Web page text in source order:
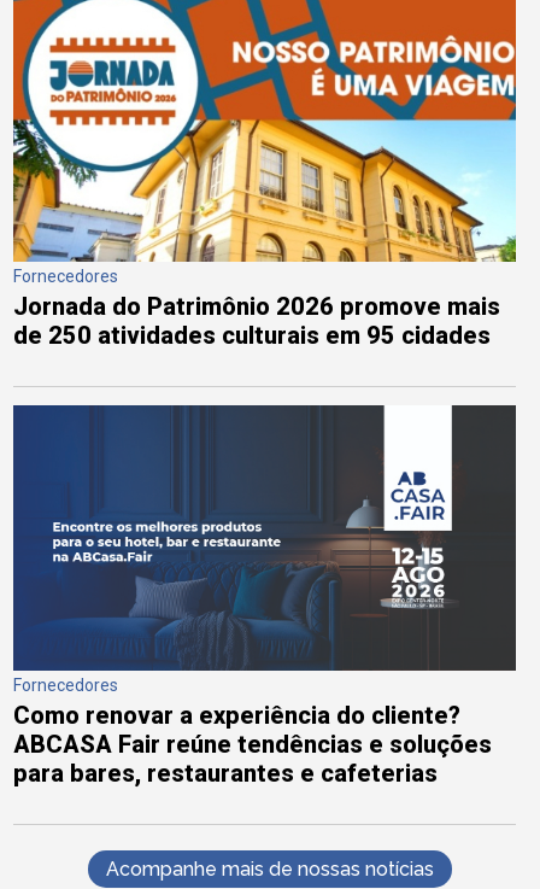
Fornecedores
Jornada do Patrimônio 2026 promove mais
de 250 atividades culturais em 95 cidades
Fornecedores
Como renovar a experiência do cliente?
ABCASA Fair reúne tendências e soluções
para bares, restaurantes e cafeterias
Acompanhe mais de nossas notícias